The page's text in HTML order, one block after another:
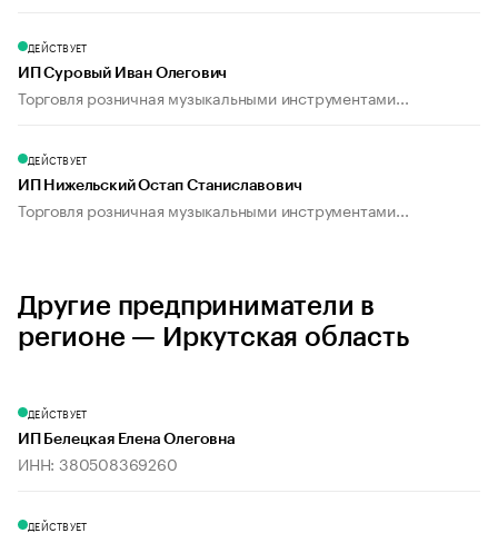
ДЕЙСТВУЕТ
ИП Суровый Иван Олегович
Торговля розничная музыкальными инструментами...
ДЕЙСТВУЕТ
ИП Нижельский Остап Станиславович
Торговля розничная музыкальными инструментами...
Другие предприниматели в
регионе — Иркутская область
ДЕЙСТВУЕТ
ИП Белецкая Елена Олеговна
ИНН: 380508369260
ДЕЙСТВУЕТ